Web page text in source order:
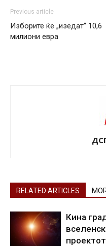
Previous article
Изборите ќе „изедат“ 10,6
милиони евра
RELATED ARTICLES
Кина